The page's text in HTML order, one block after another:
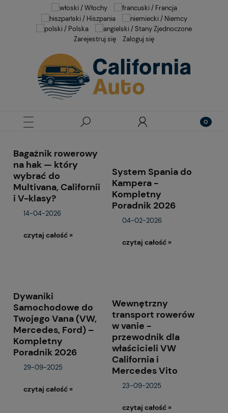
Zarejestruj się Zaloguj się
Bagażnik rowerowy
na hak — który
wybrać do
Multivana, Californii
i V-klasy?
14-04-2026
czytaj całość »
System Spania do
Kampera -
Kompletny
Poradnik 2026
04-02-2026
czytaj całość »
Dywaniki
Samochodowe do
Twojego Vana (VW,
Mercedes, Ford) –
Kompletny
Poradnik 2026
29-09-2025
czytaj całość »
Wewnętrzny
transport rowerów
w vanie -
przewodnik dla
właścicieli VW
California i
Mercedes Vito
23-09-2025
czytaj całość »